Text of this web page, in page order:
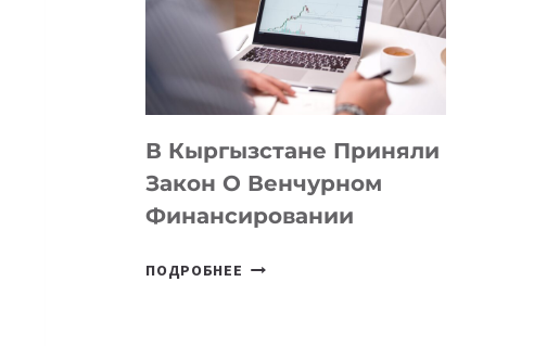
ROAD
FINANCE
&
TECHNOLOGY
В Кыргызстане Приняли
Закон О Венчурном
Финансировании
ПОДРОБНЕЕ